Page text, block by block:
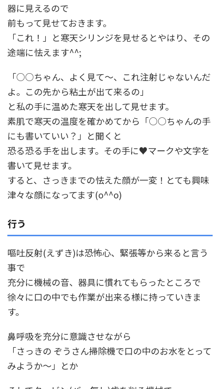
器に見えるので
前もって見せておきます。
「これ！」と寒天シリンジを見せるとやはり、その
途端に怯えます^^;
「○○ちゃん、よく見て～、これ注射じゃないんだ
よ。この先から粘土が出て来るの」
と私の手に温めた寒天を出して見せます。
素肌で寒天の温度を確かめてから「○○ちゃんの手
にも書いていい？」と聞くと
恐る恐る手を出します。その手に♥マークや文字を
書いて見せます。
すると、さっきまでの怯えた顔が一変！とても興味
津々な顔になってます(o^^o)
行う
嘔吐反射(えずき)は恐怖心、緊張等から来ると言う
事で
充分に機械の音、器具に慣れてもらったところで
徐々に口の中でも作業が出来る様に持っていきま
す。
鼻呼吸を充分に意識させながら
「さっきの ぞうさん掃除機で口の中のお水をとって
みようか～」とか